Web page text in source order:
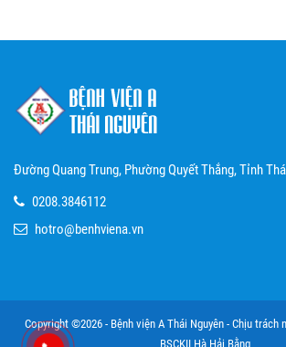
Đường Quang Trung, Phường Quyết Thắng, Tỉnh
0208.3846112
hotro@benhviena.vn
Copyright ©2026 - Bệnh viện A Thái Nguyên - Chịu trách
BSCKII Hà Hải Bằng